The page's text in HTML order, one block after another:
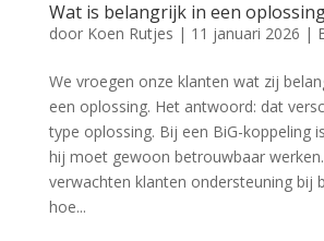
Wat is belangrijk in een
door Koen Rutjes | 11 januari 2026 |
We vroegen onze klanten wat zij
een oplossing. Het antwoord: dat
type oplossing. Bij een BiG-koppeling
hij moet gewoon betrouwbaar
verwachten klanten ondersteuning bij
hoe...